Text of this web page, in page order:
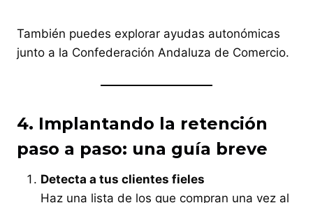
También puedes explorar ayudas autonómicas
junto a la Confederación Andaluza de Comercio.
4. Implantando la retención
paso a paso: una guía breve
Detecta a tus clientes fieles
Haz una lista de los que compran una vez al